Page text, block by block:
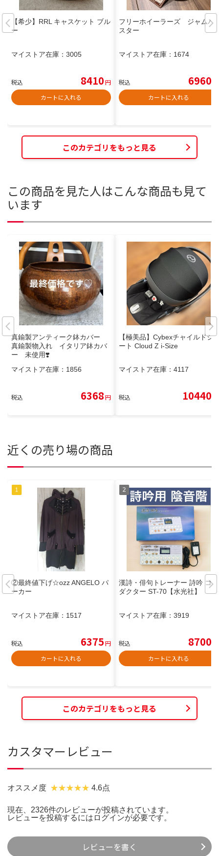
【希少】RRL キャスケット ブル
ー
マイストア在庫： 3005
税込 8410円
カートに入れる
フリーホイーラーズ ジャムバ
スター
マイストア在庫： 1674
税込 6960
カートに入れる
このカテゴリをもっと見る
この商品を見た人はこんな商品も見て
います
真鍮製アンティーク鉢カバー
真鍮製物入れ イタリア鉢カバ
ー 未使用❣️
マイストア在庫： 1856
税込 6368円
【極美品】Cybexチャイルドシ
ート Cloud Z i-Size
マイストア在庫： 4117
税込 10440
近くの売り場の商品
②最終値下げ☆ozz ANGELO パ
ーカー
マイストア在庫： 1517
税込 6375円
カートに入れる
漢詩・俳句トレーナー 詩吟 コン
ダクター ST-70【水光社】
マイストア在庫： 3919
税込 8700
カートに入れる
このカテゴリをもっと見る
カスタマーレビュー
オススメ度 4.6点
現在、2326件のレビューが投稿されています。
レビューを投稿するには ログインが必要です。
レビューを書く